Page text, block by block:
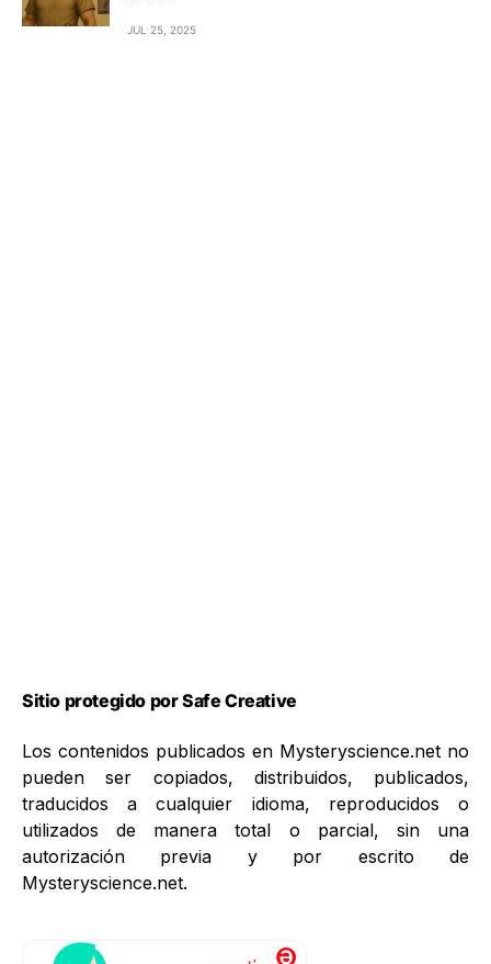
JUL 25, 2025
Sitio protegido por Safe Creative
Los contenidos publicados en Mysteryscience.net no
pueden ser copiados, distribuidos, publicados,
traducidos a cualquier idioma, reproducidos o
utilizados de manera total o parcial, sin una
autorización previa y por escrito de
Mysteryscience.net.